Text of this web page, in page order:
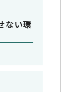
ない環